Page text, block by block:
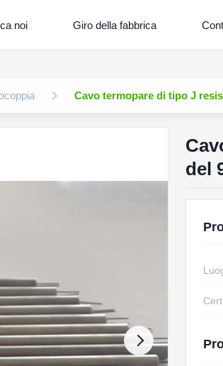
noi Giro della fabbrica
Cavo termopare di tipo J
del